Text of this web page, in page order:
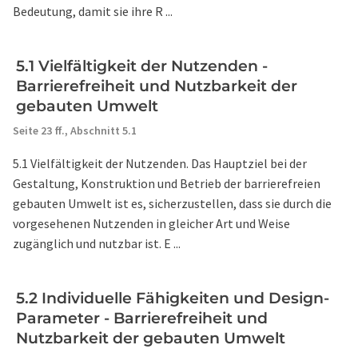
Bedeutung, damit sie ihre R ...
5.1 Vielfältigkeit der Nutzenden -
Barrierefreiheit und Nutzbarkeit der
gebauten Umwelt
Seite 23 ff., Abschnitt 5.1
5.1 Vielfältigkeit der Nutzenden. Das Hauptziel bei der
Gestaltung, Konstruktion und Betrieb der barrierefreien
gebauten Umwelt ist es, sicherzustellen, dass sie durch die
vorgesehenen Nutzenden in gleicher Art und Weise
zugänglich und nutzbar ist. E ...
5.2 Individuelle Fähigkeiten und Design-
Parameter - Barrierefreiheit und
Nutzbarkeit der gebauten Umwelt